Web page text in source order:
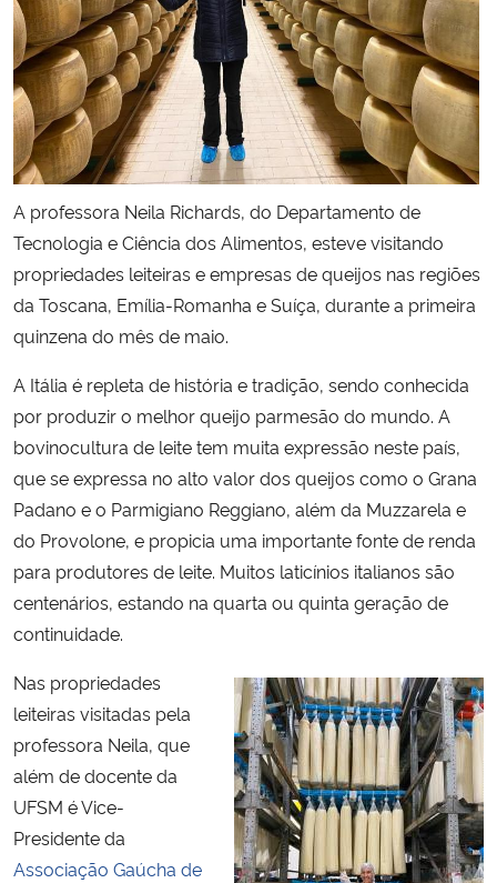
Controladoria-Geral da União
Ministério da Mulher, da Família e dos Direitos Humanos
Secretaria-Geral
Secretaria de Governo
Gabinete de Segurança Institucional
Advocacia-Geral da União
Banco Central do Brasil
Planalto
A professora Neila Richards, do Departamento de
Tecnologia e Ciência dos Alimentos, esteve visitando
propriedades leiteiras e empresas de queijos nas regiões
da Toscana, Emília-Romanha e Suíça, durante a primeira
quinzena do mês de maio.
A Itália é repleta de história e tradição, sendo conhecida
por produzir o melhor queijo parmesão do mundo. A
bovinocultura de leite tem muita expressão neste país,
que se expressa no alto valor dos queijos como o Grana
Padano e o Parmigiano Reggiano, além da Muzzarela e
do Provolone, e propicia uma importante fonte de renda
para produtores de leite. Muitos laticínios italianos são
centenários, estando na quarta ou quinta geração de
continuidade.
Nas propriedades
leiteiras visitadas pela
professora Neila, que
além de docente da
UFSM é Vice-
Presidente da
Associação Gaúcha de